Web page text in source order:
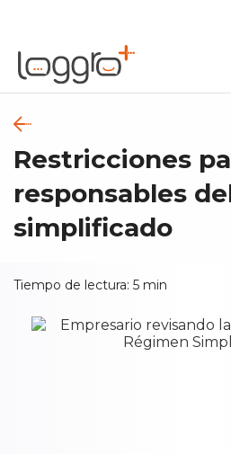
Restricciones
responsables
simplificado
Tiempo de lectura: 5 min